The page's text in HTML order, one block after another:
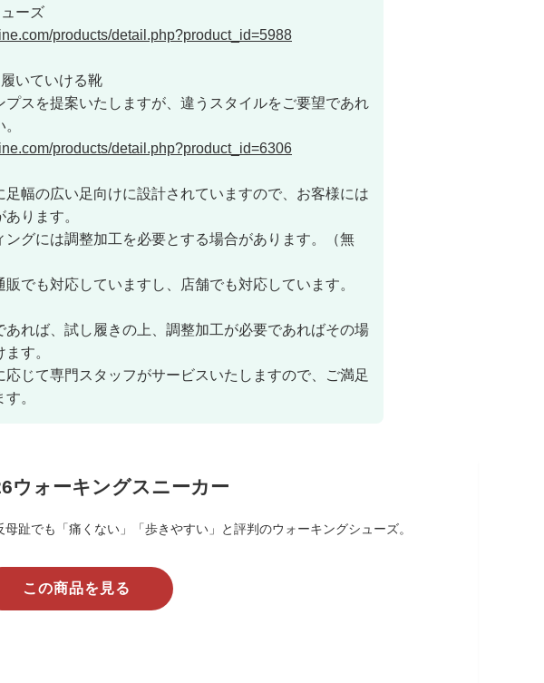
ーズ
products/detail.php?product_id=5988
いていける靴
プスを提案いたしますが、違うスタイルをご要望であれ
products/detail.php?product_id=6306
足幅の広い足向けに設計されていますので、お客様には
ります。
ングには調整加工を必要とする場合があります。（無
販でも対応していますし、店舗でも対応しています。
あれば、試し履きの上、調整加工が必要であればその場
す。
応じて専門スタッフがサービスいたしますので、ご満足
。
ウォーキングスニーカー
母趾でも「痛くない」「歩きやすい」と評判のウォーキングシューズ。
この商品を見る